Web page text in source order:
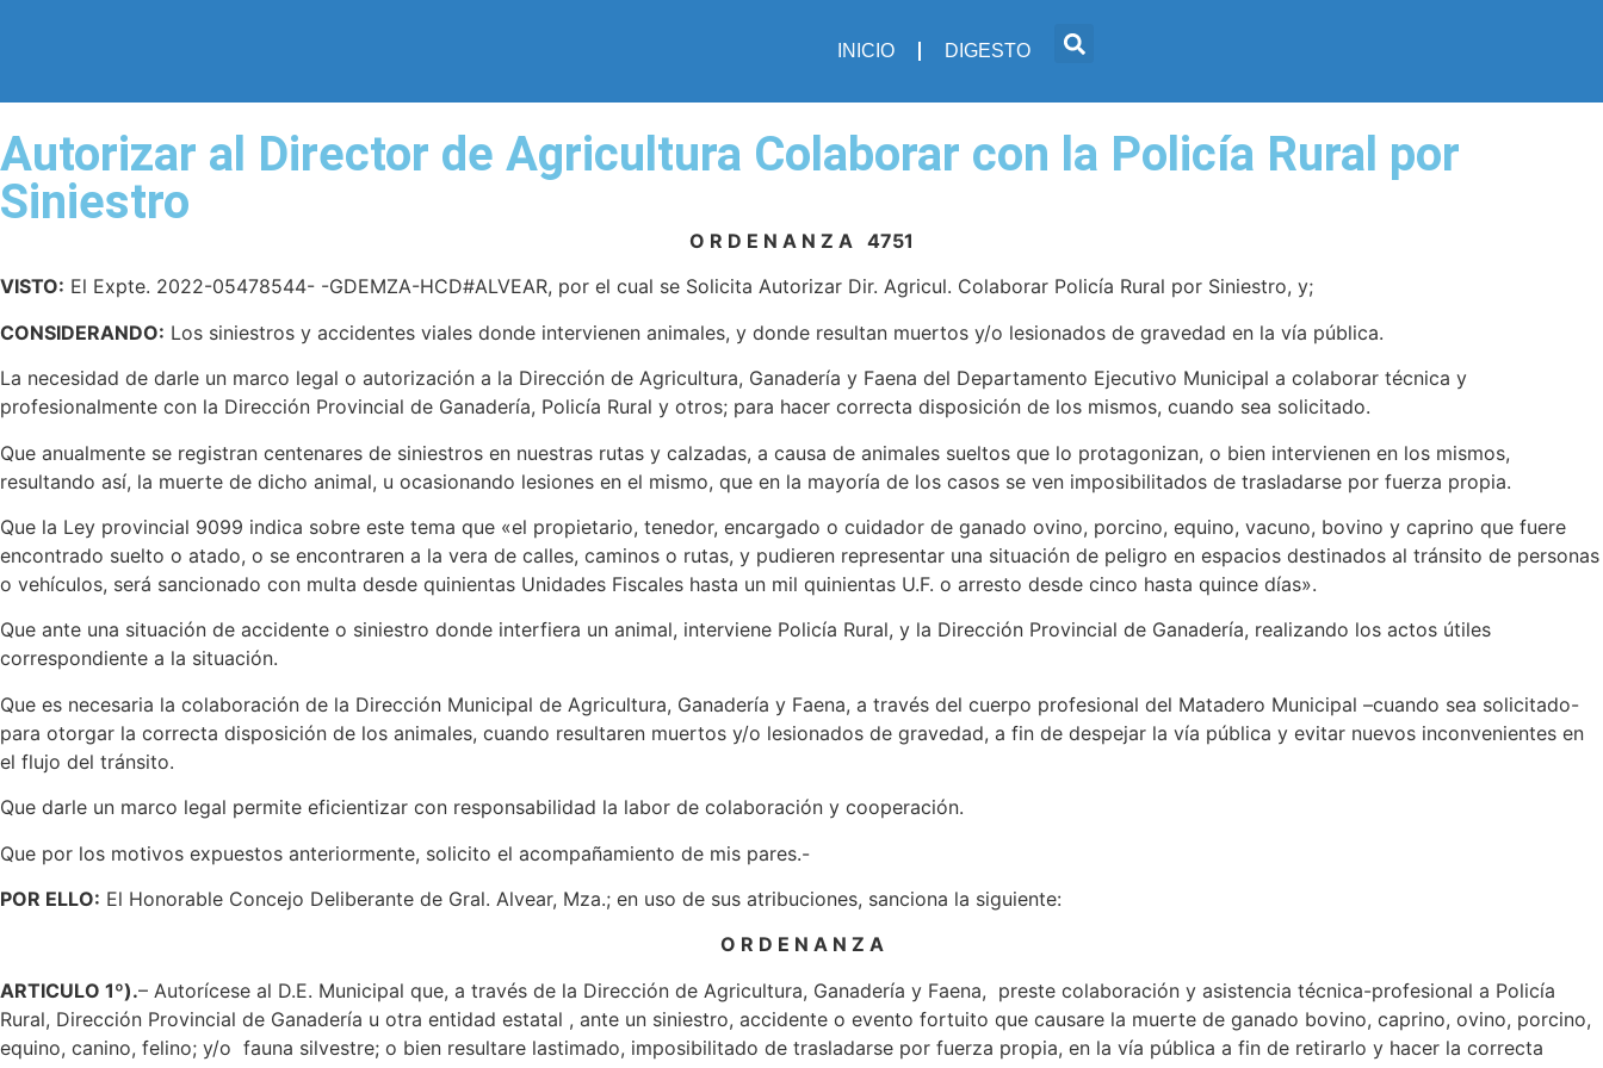
INICIO DIGESTO
Autorizar al Director de Agricultura Colaborar con la Policía Rural por
Siniestro
O R D E N A N Z A 4751
VISTO: El Expte. 2022-05478544- -GDEMZA-HCD#ALVEAR, por el cual se Solicita Autorizar Dir. Agricul. Colaborar Policía Rural por Siniestro, y;
CONSIDERANDO: Los siniestros y accidentes viales donde intervienen animales, y donde resultan muertos y/o lesionados de gravedad en la vía pública.
La necesidad de darle un marco legal o autorización a la Dirección de Agricultura, Ganadería y Faena del Departamento Ejecutivo Municipal a colaborar técnica y
profesionalmente con la Dirección Provincial de Ganadería, Policía Rural y otros; para hacer correcta disposición de los mismos, cuando sea solicitado.
Que anualmente se registran centenares de siniestros en nuestras rutas y calzadas, a causa de animales sueltos que lo protagonizan, o bien intervienen en los mismos,
resultando así, la muerte de dicho animal, u ocasionando lesiones en el mismo, que en la mayoría de los casos se ven imposibilitados de trasladarse por fuerza propia.
Que la Ley provincial 9099 indica sobre este tema que «el propietario, tenedor, encargado o cuidador de ganado ovino, porcino, equino, vacuno, bovino y caprino que fuere
encontrado suelto o atado, o se encontraren a la vera de calles, caminos o rutas, y pudieren representar una situación de peligro en espacios destinados al tránsito de personas
o vehículos, será sancionado con multa desde quinientas Unidades Fiscales hasta un mil quinientas U.F. o arresto desde cinco hasta quince días».
Que ante una situación de accidente o siniestro donde interfiera un animal, interviene Policía Rural, y la Dirección Provincial de Ganadería, realizando los actos útiles
correspondiente a la situación.
Que es necesaria la colaboración de la Dirección Municipal de Agricultura, Ganadería y Faena, a través del cuerpo profesional del Matadero Municipal –cuando sea solicitado-
para otorgar la correcta disposición de los animales, cuando resultaren muertos y/o lesionados de gravedad, a fin de despejar la vía pública y evitar nuevos inconvenientes en
el flujo del tránsito.
Que darle un marco legal permite eficientizar con responsabilidad la labor de colaboración y cooperación.
Que por los motivos expuestos anteriormente, solicito el acompañamiento de mis pares.-
POR ELLO: El Honorable Concejo Deliberante de Gral. Alvear, Mza.; en uso de sus atribuciones, sanciona la siguiente:
O R D E N A N Z A
ARTICULO 1º).– Autorícese al D.E. Municipal que, a través de la Dirección de Agricultura, Ganadería y Faena, preste colaboración y asistencia técnica-profesional a Policía
Rural, Dirección Provincial de Ganadería u otra entidad estatal , ante un siniestro, accidente o evento fortuito que causare la muerte de ganado bovino, caprino, ovino, porcino,
equino, canino, felino; y/o fauna silvestre; o bien resultare lastimado, imposibilitado de trasladarse por fuerza propia, en la vía pública a fin de retirarlo y hacer la correcta